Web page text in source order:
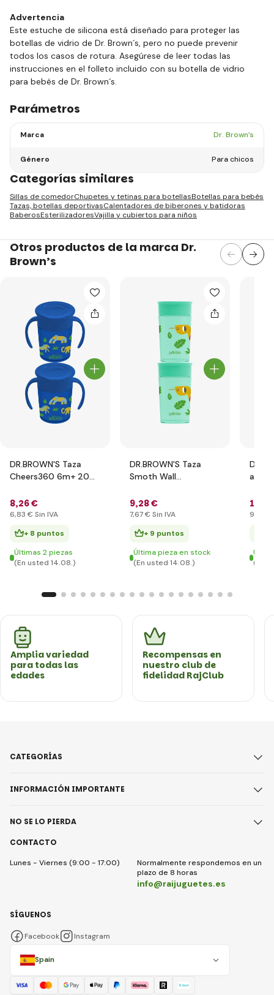
Advertencia
Este estuche de silicona está diseñado para proteger las
botellas de vidrio de Dr. Brown´s, pero no puede prevenir
todos los casos de rotura. Asegúrese de leer todas las
instrucciones en el folleto incluido con su botella de vidrio
para bebés de Dr. Brown´s.
Parámetros
Marca Dr. Brown’s
Género Para chicos
Categorías similares
Sillas de comedorChupetes y tetinas para botellasBotellas para bebés
Tazas, botellas deportivasCalentadores de biberones y batidoras
BaberosEsterilizadoresVajilla y cubiertos para niños
Otros productos de la marca Dr.
Brown’s
DR.BROWN'S Taza
Cheers360 6m+ 200
8,26 €
6,83 € Sin IVA
+ 8 puntos
Últimas 2 piezas
(En usted 14.08.)
DR.BROWN'S Taza
Smoth Wall
ml turquesa
9,28 €
7,67 € Sin IVA
+ 9 puntos
Última pieza en stock
(En usted 14.08.)
vidrio
11
9
(En
Amplia variedad
para todas las
edades
Recompensas en
nuestro club de
fidelidad RajClub
CONTACTO
Lunes - Viernes (9:00 - 17:00)
Normalmente respondemos en un
plazo de 8 horas
info@raijuguetes.es
CATEGORÍAS
INFORMACIÓN IMPORTANTE
NO SE LO PIERDA
Spain
SÍGUENOS
Facebook Instagram